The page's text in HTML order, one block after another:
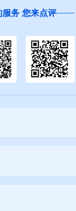
服务 您来点评